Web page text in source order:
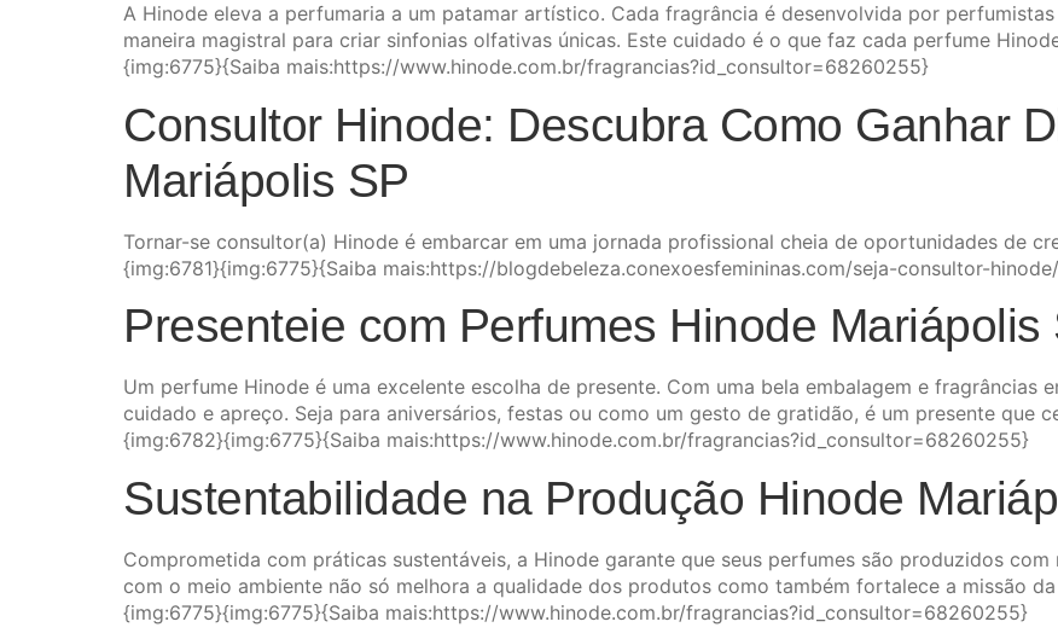
A Hinode eleva a perfumaria a um patamar artístico. Cada fragrância é desenvolvida por
maneira magistral para criar sinfonias olfativas únicas. Este cuidado é o que faz cada perfume
{img:6775}{Saiba mais:https://www.hinode.com.br/fragrancias?id_consultor=68260255}
Consultor Hinode: Descubra Como Ganhar
Mariápolis SP
Tornar-se consultor(a) Hinode é embarcar em uma jornada profissional cheia de oportunidades de
{img:6781}{img:6775}{Saiba mais:https://blogdebeleza.conexoesfemininas.com/seja-consultor-
Presenteie com Perfumes Hinode Mariápolis
Um perfume Hinode é uma excelente escolha de presente. Com uma bela embalagem e fragrâncias
cuidado e apreço. Seja para aniversários, festas ou como um gesto de gratidão, é um presente que
{img:6782}{img:6775}{Saiba mais:https://www.hinode.com.br/fragrancias?id_consultor=68260255}
Sustentabilidade na Produção Hinode
Comprometida com práticas sustentáveis, a Hinode garante que seus perfumes são produzidos
com o meio ambiente não só melhora a qualidade dos produtos como também fortalece a missão
{img:6775}{img:6775}{Saiba mais:https://www.hinode.com.br/fragrancias?id_consultor=68260255}